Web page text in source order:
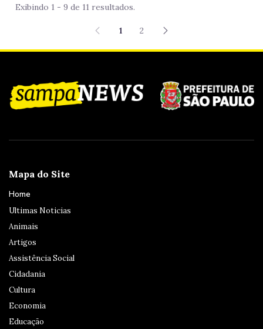
Exibindo 1 - 9 de 11 resultados.
1 2
Mapa do Site
Home
Ultimas Noticias
Animais
Artigos
Assistência Social
Cidadania
Cultura
Economia
Educação